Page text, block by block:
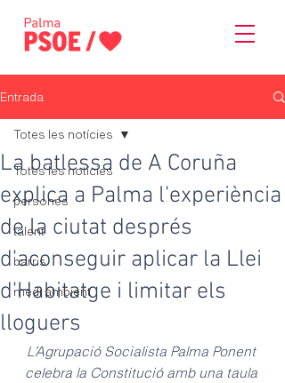
Entrada
Totes les notícies
persones
talent
barris
medi ambient
Totes les notícies
La batlessa de A Coruña
explica a Palma l'experiència
de la ciutat després
d'aconseguir aplicar la Llei
d'Habitatge i limitar els
lloguers
L'Agrupació Socialista Palma Ponent
celebra la Constitució amb una taula